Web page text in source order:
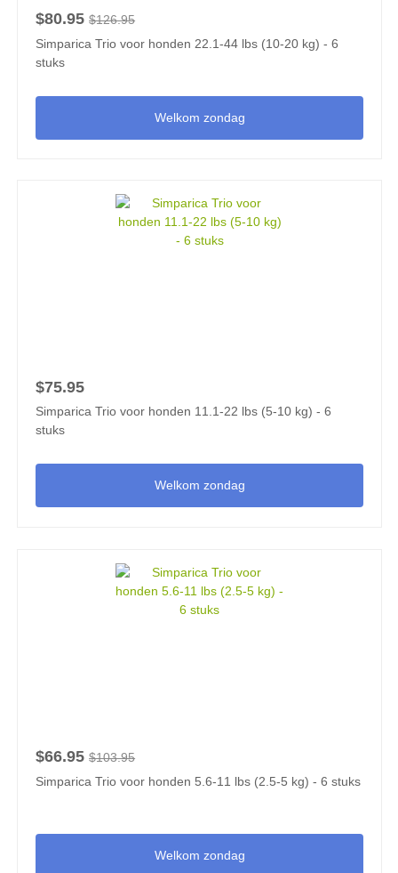
$80.95 $126.95
Simparica Trio voor honden 22.1-44 lbs (10-20 kg) - 6
stuks
Welkom zondag
$75.95
Simparica Trio voor honden 11.1-22 lbs (5-10 kg) - 6
stuks
Welkom zondag
$66.95 $103.95
Simparica Trio voor honden 5.6-11 lbs (2.5-5 kg) - 6 stuks
Welkom zondag